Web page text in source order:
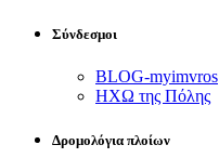
Σύνδεσμοι
BLOG-myimvros
ΗΧΩ της Πόλης
Δρομολόγια πλοίων